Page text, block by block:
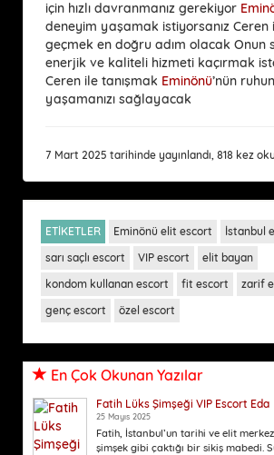
için hızlı davranmanız gerekiyor
deneyim yaşamak istiyorsanız Ceren
geçmek en doğru adım olacak Onun
enerjik ve kaliteli hizmeti kaçırmak
Ceren ile tanışmak Eminönü’nün
yaşamanızı sağlayacak
7 Mart 2025 tarihinde yayınlandı, 818 kez
ETİKETLER Eminönü elit escort
İstanbul
sarı saçlı escort
VIP escort
elit bayan
kondom kullanan escort
fit escort
zarif
genç escort
özel escort
En Çok Okunan Yazılar
Fatih Lüks Şimşeği VIP Escort Eda
25 Mayıs 2025
Fatih, İstanbul’un tarihi ve elit
şimşek gibi çaktığı bir sikiş mabedi.